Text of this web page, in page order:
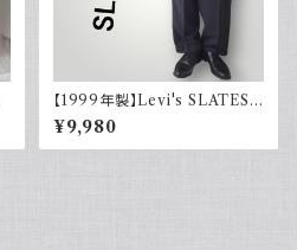
【1999年製】Levi's SLATES
スレイツ スラックス ツータック
チャコールグレー リーバイス 古
着
¥9,980